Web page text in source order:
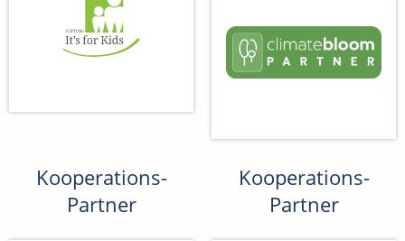
Kooperations-
Partner
Kooperations-
Partner